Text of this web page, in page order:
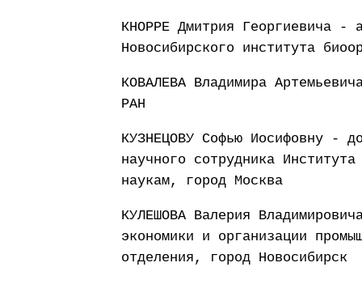
КНОРРЕ Дмитрия Георгиевича -
Новосибирского института
КОВАЛЕВА Владимира
РАН
КУЗНЕЦОВУ Софью Иосифовну -
научного сотрудника
наукам, город Москва
КУЛЕШОВА Валерия
экономики и организации
отделения, город Новосибирск